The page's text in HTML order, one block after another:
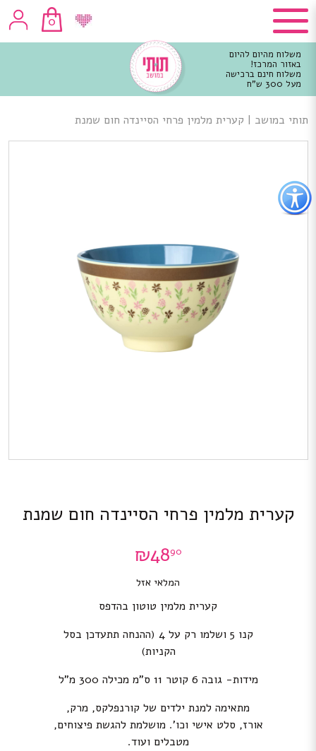
כפתור
לפתיחת
תפריט
נגישות
0
משלוח מהיום להיום
באזור המרכז!
משלוח חינם ברכישה
מעל 300 ש"ח
מרכזי
תותי במושב | קערית מלמין פרחי הסיינדה חום שמנת
קערית מלמין פרחי הסיינדה חום שמנת
₪4890
המלאי אזל
קערית מלמין טוטון בהדפס
קנו 5 ושלמו רק על 4 (ההנחה תתעדכן בסל
הקניות)
מידות- גובה 6 קוטר 11 ס”מ מכילה 300 מ”ל
מתאימה למנת ילדים של קורנפלקס, מרק,
אורז, סלט אישי וכו’. מושלמת להגשת פיצוחים,
מטבלים ועוד.